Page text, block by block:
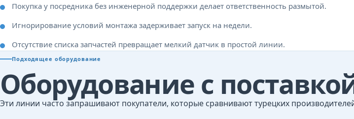
Покупка у посредника без инженерной поддержки делает ответственность размытой.
Игнорирование условий монтажа задерживает запуск на недели.
Отсутствие списка запчастей превращает мелкий датчик в простой линии.
Подходящее оборудование
Оборудование с
Эти линии часто запрашивают покупатели, которые сравнивают турецких